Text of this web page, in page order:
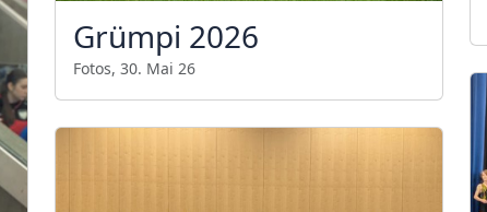
Grümpi 2026
Fotos, 30. Mai 26